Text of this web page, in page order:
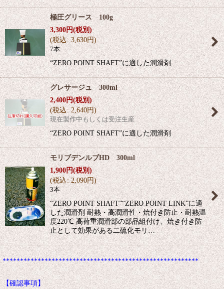
極圧グリース 100g
3,300円(税別)
(税込: 3,630円)
7本
“ZERO POINT SHAFT”に適した潤滑剤
グレサージュ 300ml
2,400円(税別)
(税込: 2,640円)
現在製作中もしくは受注生産
“ZERO POINT SHAFT”に適した潤滑剤
モリブデンルブHD 300ml
1,900円(税別)
(税込: 2,090円)
3本
“ZERO POINT SHAFT”“ZERO POINT LINK”に適
した潤滑剤 耐熱・高潤滑性・焼付き防止・耐熱温
度220℃ 高荷重潤滑部の部品組付け、焼き付き防
止として効果がある二硫化モリ…
********************************************************
【確認事項】